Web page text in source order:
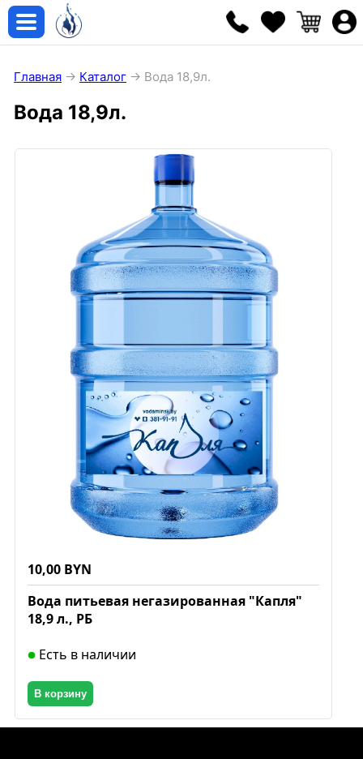
Главная → Каталог → Вода 18,9л.
Вода 18,9л.
10,00 BYN
Вода питьевая негазированная "Капля"
18,9 л., РБ
Есть в наличии
В корзину